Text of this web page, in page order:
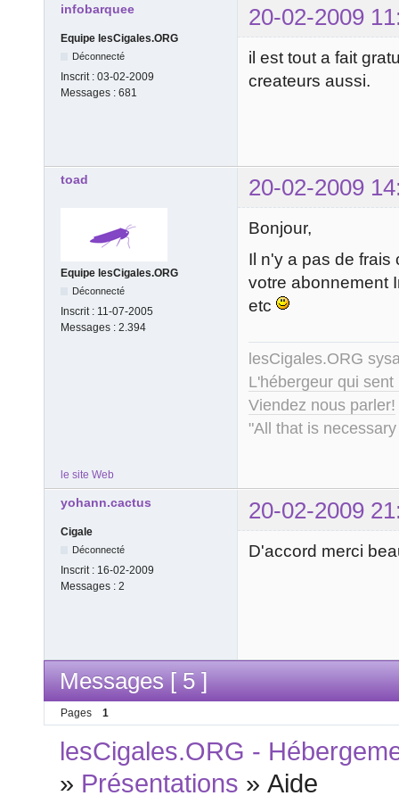
infobarquee 20-02-2009
Equipe lesCigales.ORG
Déconnecté
Inscrit : 03-02-2009
Messages : 681
il est tout a fait
createurs aussi.
toad 20-02-2009
Equipe lesCigales.ORG
Déconnecté
Inscrit : 11-07-2005
Messages : 2.394
Bonjour,
Il n'y a pas de frais
votre abonnement
etc
lesCigales.ORG
L'hébergeur qui
Viendez nous parler!
"All that is
le site Web
yohann.cactus 20-02-2009
Cigale
Déconnecté
Inscrit : 16-02-2009
Messages : 2
D'accord merci
Messages [ 5 ]
Pages 1
lesCigales.ORG -
» Présentations »Aide